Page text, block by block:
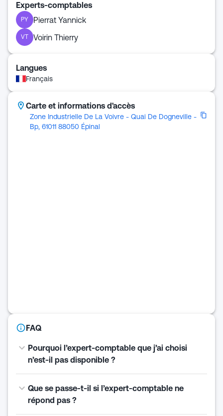
Experts-comptables
PY Pierrat Yannick
VT Voirin Thierry
Langues
Français
Carte et informations d'accès
Zone Industrielle De La Voivre - Quai De Dogneville -
Bp, 61011 88050 Épinal
FAQ
Pourquoi l’expert-comptable que j’ai choisi
n’est-il pas disponible ?
Que se passe-t-il si l’expert-comptable ne
répond pas ?